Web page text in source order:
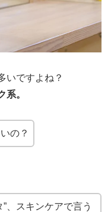
いですよね？
系。
の？
、スキンケアで言う